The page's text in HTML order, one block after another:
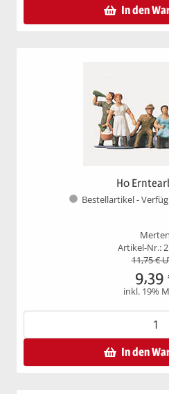
In den
H0
Bestellartikel -
Merten
Artikel-Nr.:
11,75€
9,39
inkl. 19%
In den